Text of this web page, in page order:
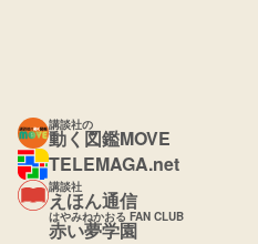
講談社の
動く図鑑MOVE
TELEMAGA.net
講談社
えほん通信
はやみねかおる FAN CLUB
赤い夢学園